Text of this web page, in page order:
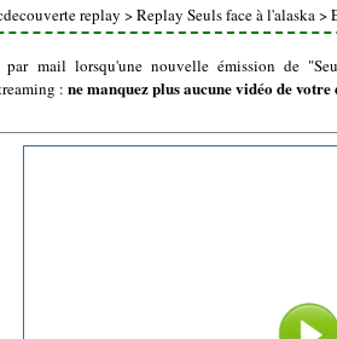
replay >Replay Seuls face à l'alaska>
par mail lorsqu'une nouvelle émission de
: ne manquez plus aucune vidéo de